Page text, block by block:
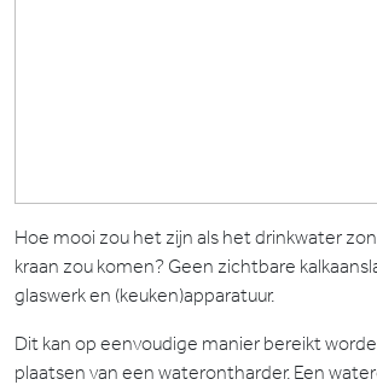
Hoe mooi zou het zijn als het drinkwater
kraan zou komen? Geen zichtbare
glaswerk en (keuken)apparatuur.
Dit kan op eenvoudige manier bereikt
plaatsen van een waterontharder. Een